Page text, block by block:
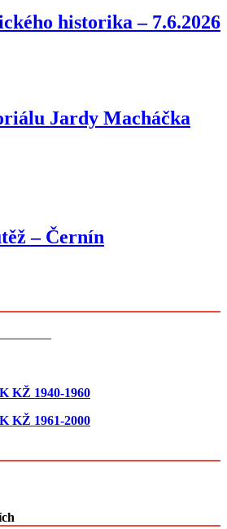
historika – 7.6.2026
Jardy Macháčka
– Černín
KŽ 1940-1960
KŽ 1961-2000